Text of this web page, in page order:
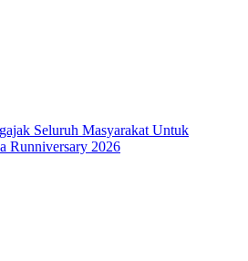
Seluruh Masyarakat Untuk
Runniversary 2026